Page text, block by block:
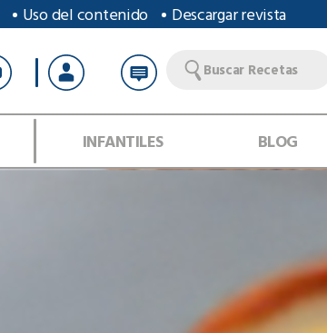
Uso del contenido Descargar revista
Buscar Recetas
INFANTILES BLOG